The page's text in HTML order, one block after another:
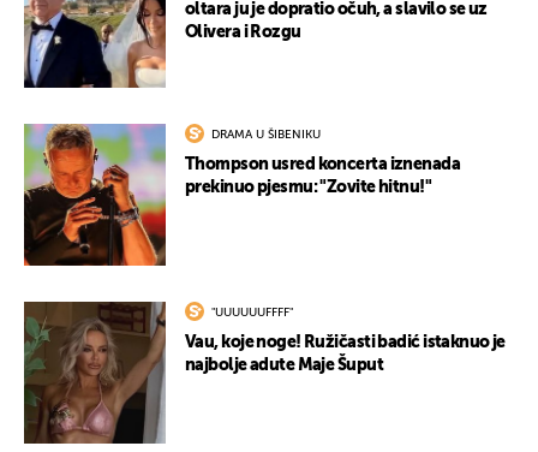
oltara ju je dopratio očuh, a slavilo se uz
Olivera i Rozgu
DRAMA U ŠIBENIKU
Thompson usred koncerta iznenada
prekinuo pjesmu: "Zovite hitnu!"
"UUUUUUFFFF"
Vau, koje noge! Ružičasti badić istaknuo je
najbolje adute Maje Šuput